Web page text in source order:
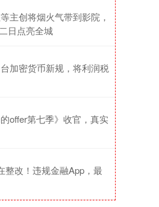
主创将烟火气带到影院，
日点亮全城
加密货币新规，将利润税
offer第七季》收官，真实
整改！违规金融App，最